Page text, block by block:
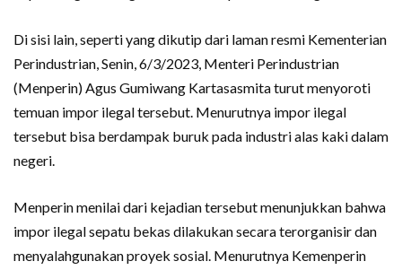
Di sisi lain, seperti yang dikutip dari laman resmi Kementerian
Perindustrian, Senin, 6/3/2023, Menteri Perindustrian
(Menperin) Agus Gumiwang Kartasasmita turut menyoroti
temuan impor ilegal tersebut. Menurutnya impor ilegal
tersebut bisa berdampak buruk pada industri alas kaki dalam
negeri.
Menperin menilai dari kejadian tersebut menunjukkan bahwa
impor ilegal sepatu bekas dilakukan secara terorganisir dan
menyalahgunakan proyek sosial. Menurutnya Kemenperin